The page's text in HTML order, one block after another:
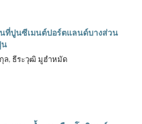
ที่ปูนซีเมนต์ปอร์ตแลนด์บางส่วน
น
ล, ธีระวุฒิ มูฮำหมัด